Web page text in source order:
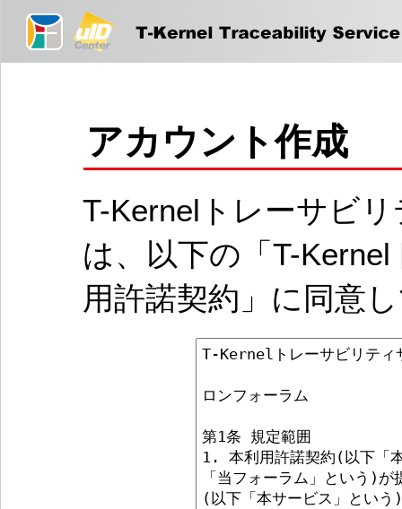
アカウント作成
T-Kernelトレーサビ
は、以下の「T-
用許諾契約」に同意